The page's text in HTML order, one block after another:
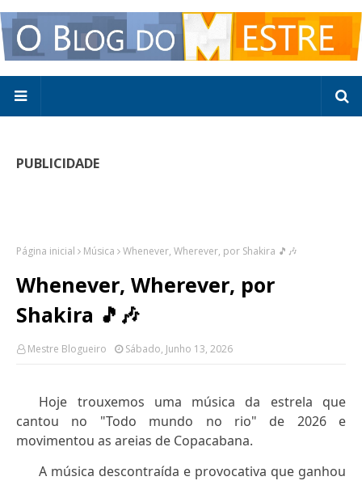
PUBLICIDADE
Página inicial Música Whenever, Wherever, por Shakira 🎵🎶
Whenever, Wherever, por
Shakira 🎵🎶
Mestre Blogueiro Sábado, Junho 13, 2026
Hoje trouxemos uma música da estrela que
cantou no "Todo mundo no rio" de 2026 e
movimentou as areias de Copacabana.
A música descontraída e provocativa que ganhou